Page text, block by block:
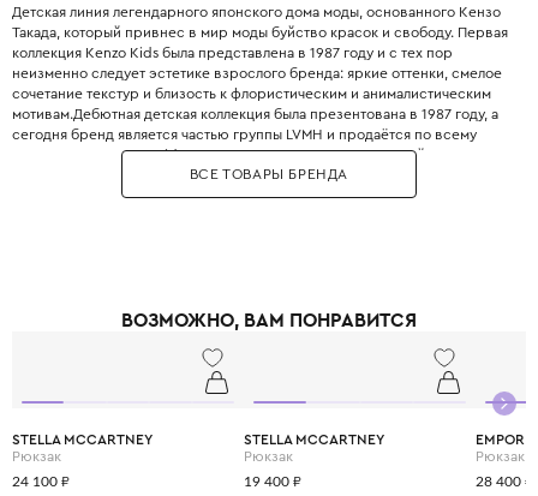
Детская линия легендарного японского дома моды, основанного Кензо
Такада, который привнес в мир моды буйство красок и свободу. Первая
коллекция Kenzo Kids была представлена в 1987 году и с тех пор
неизменно следует эстетике взрослого бренда: яркие оттенки, смелое
сочетание текстур и близость к флористическим и анималистическим
мотивам.Дебютная детская коллекция была презентована в 1987 году, а
сегодня бренд является частью группы LVMH и продаётся по всему
миру. Одежда Kenzo Kids создана для юных исследователей, которые не
боятся выделяться и любят яркую жизнь.Дизайн часто опирается на
фольклорные мотивы и этнические узоры, что придает образам
Kenzo Kids поддерживает концепцию «граждан без границ», объединяя
CWF (Children Worldwide Fashion) гарантирует безупречный крой и
комфорт, соответствующий всем потребностям растущего организма.
ВСЕ ТОВАРЫ БРЕНДА
ВОЗМОЖНО, ВАМ ПОНРАВИТСЯ
STELLA MCCARTNEY
Рюкзак
24 100 ₽
STELLA MCCARTNEY
Рюкзак
19 400 ₽
Рюкзак
28 400 ₽